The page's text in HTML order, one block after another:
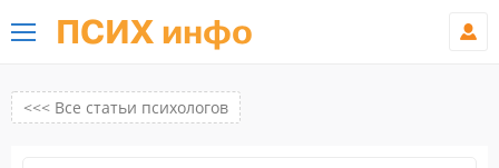
ПСИХ инфо
<<< Все статьи психологов